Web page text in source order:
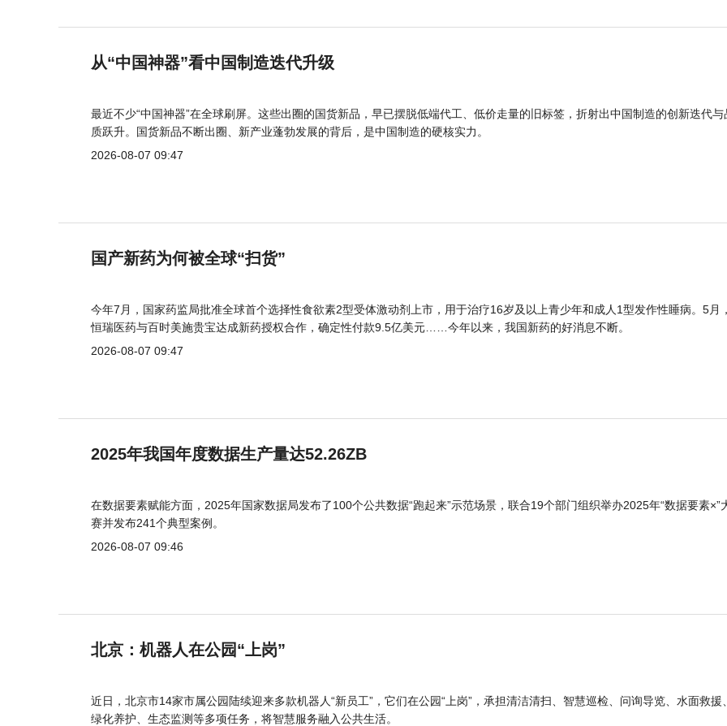
从“中国神器”看中国制造迭代升级
最近不少“中国神器”在全球刷屏。这些出圈的国货新品，早已摆脱低端代工、低价走量的旧标签，折射出中国制造的创新迭代与
质跃升。国货新品不断出圈、新产业蓬勃发展的背后，是中国制造的硬核实力。
2026-08-07 09:47
国产新药为何被全球“扫货”
今年7月，国家药监局批准全球首个选择性食欲素2型受体激动剂上市，用于治疗16岁及以上青少年和成人1型发作性睡病。5月
恒瑞医药与百时美施贵宝达成新药授权合作，确定性付款9.5亿美元……今年以来，我国新药的好消息不断。
2026-08-07 09:47
2025年我国年度数据生产量达52.26ZB
在数据要素赋能方面，2025年国家数据局发布了100个公共数据“跑起来”示范场景，联合19个部门组织举办2025年“数据要素×”
赛并发布241个典型案例。
2026-08-07 09:46
北京：机器人在公园“上岗”
近日，北京市14家市属公园陆续迎来多款机器人“新员工”，它们在公园“上岗”，承担清洁清扫、智慧巡检、问询导览、水面救援
绿化养护、生态监测等多项任务，将智慧服务融入公共生活。